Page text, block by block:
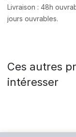
Livraison : 48h
jours ouvrables.
Ces autres
intéresser